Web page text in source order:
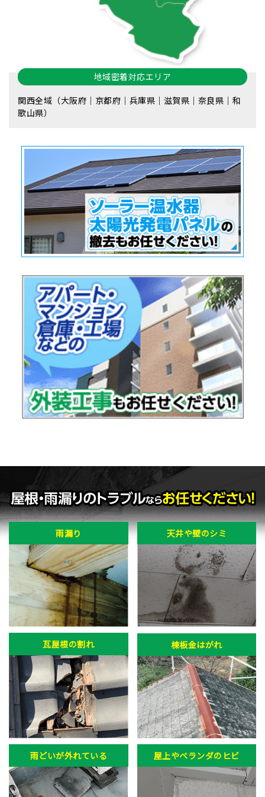
地域密着対応エリア
関西全域（大阪府｜京都府｜兵庫県｜滋賀県｜奈良県｜和
歌山県）
雨漏り 天井や壁のシミ
瓦屋根の割れ 棟板金はがれ
雨どいが外れている 屋上やベランダのヒビ